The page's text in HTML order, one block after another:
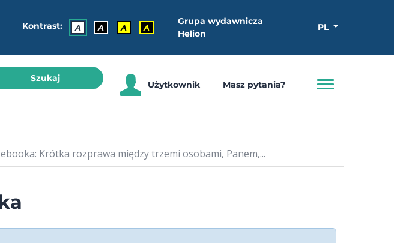
Kontrast: A A A A
Grupa wydawnicza
Helion
PL
Szukaj
Użytkownik Masz pytania?
ebooka: Krótka rozprawa między trzemi osobami, Panem,...